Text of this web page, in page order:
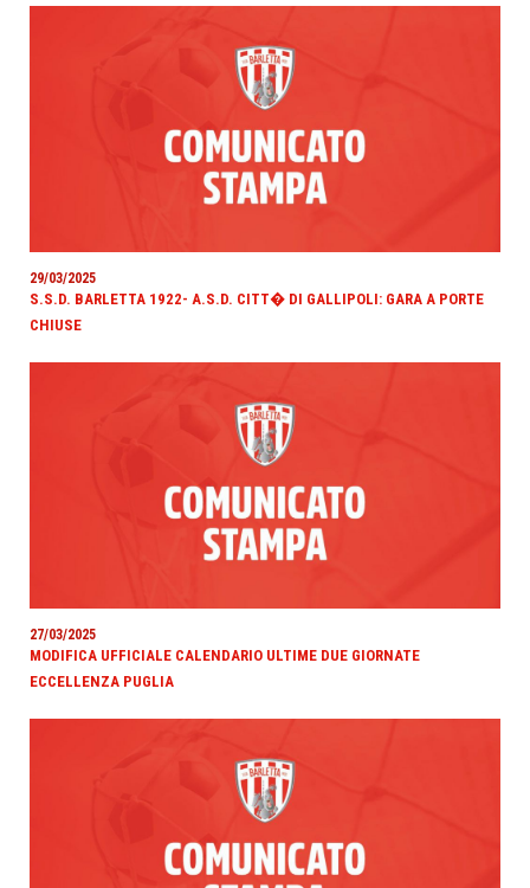
29/03/2025
S.S.D. BARLETTA 1922- A.S.D. CITT� DI GALLIPOLI: GARA A PORTE
CHIUSE
27/03/2025
MODIFICA UFFICIALE CALENDARIO ULTIME DUE GIORNATE
ECCELLENZA PUGLIA